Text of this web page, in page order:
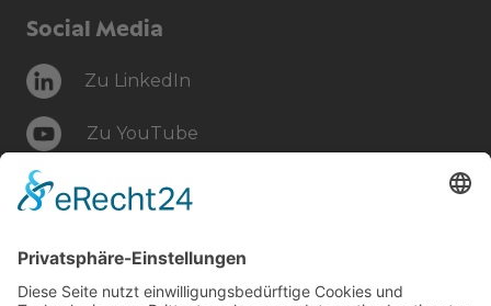
Social Media
Zu LinkedIn
Zu YouTube
Impressum
Datenschutzerklärung
© 2024 Sym GmbH